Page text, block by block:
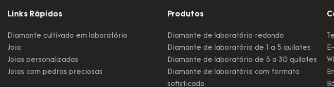
Links Rápidos
Diamante cultivado em laboratório
Joia
Joias personalizadas
Joias com pedras preciosas
Produtos
Diamante de laboratório redondo
Diamante de laboratório de 1 a 5 quilates
Diamante de laboratório de 5 a 30 quilates
Diamante de laboratório com formato
sofisticado